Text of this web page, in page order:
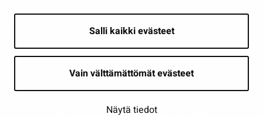
Salli kaikki evästeet
Vain välttämättömät evästeet
Näytä tiedot